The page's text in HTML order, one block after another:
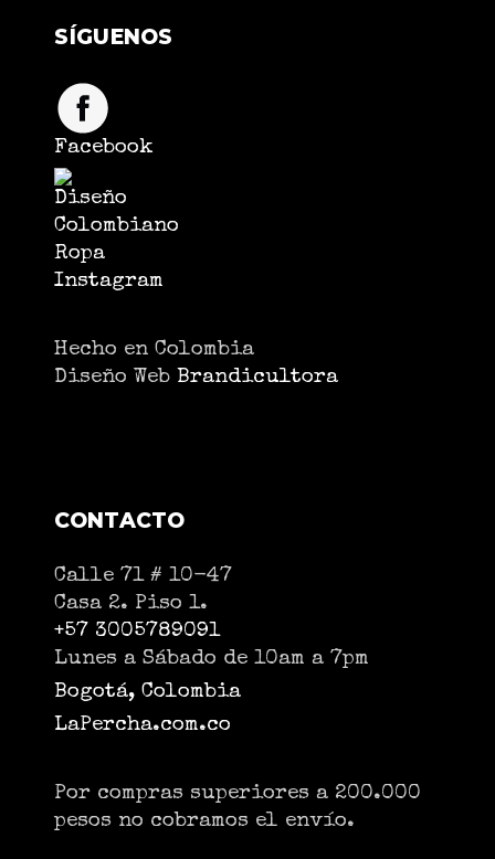
SÍGUENOS
Facebook
Instagram
Hecho en Colombia
Diseño Web Brandicultora
CONTACTO
Calle 71 # 10-47
Casa 2. Piso 1.
+57 3005789091
Lunes a Sábado de 10am a 7pm
Bogotá, Colombia
LaPercha.com.co
Por compras superiores a 200.000
pesos no cobramos el envío.